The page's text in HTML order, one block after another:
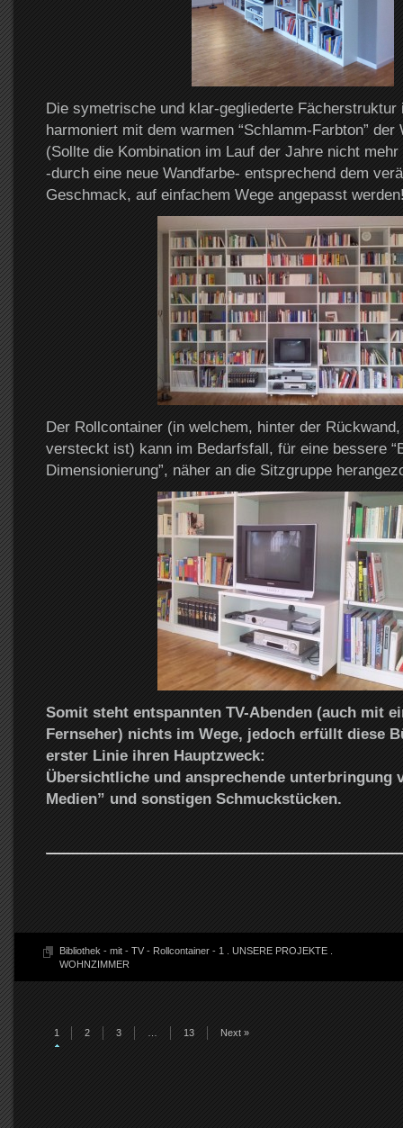
Die symetrische und klar-gegliederte Fächerstruktur
harmoniert mit dem warmen “Schlamm-Farbton” der
(Sollte die Kombination im Lauf der Jahre nicht
-durch eine neue Wandfarbe- entsprechend dem
Geschmack, auf einfachem Wege angepasst
Der Rollcontainer (in welchem, hinter der
versteckt ist) kann im Bedarfsfall, für eine bessere
Dimensionierung”, näher an die Sitzgruppe
Somit steht entspannten TV-Abenden (auch mit
Fernseher) nichts im Wege, jedoch erfüllt diese
erster Linie ihren Hauptzweck:
Übersichtliche und ansprechende unterbringung
Medien” und sonstigen Schmuckstücken.
Bibliothek - mit - TV - Rollcontainer - 1 UNSERE PROJEKTE.
WOHNZIMMER
1 2 3 13 Next »